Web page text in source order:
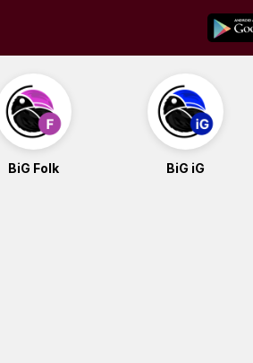
BiG Folk BiG iG